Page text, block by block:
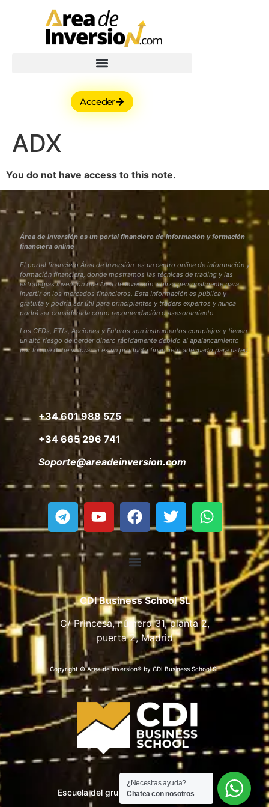
Acceder
ADX
You do not have access to this note.
Área de Inversión es un portal financiero de información y formación
financiera online
El portal financiero Área de Inversión es un centro online de información y
formación financiera, donde mostramos las técnicas de trading y las
estrategias inversión que Área de Inversión utiliza personalmente para
invertir en los mercados financieros. Esta Información es pública y
gratuita y podría ser útil para principiantes y traders expertos y nunca
podrá ser considerada como recomendación o asesoramiento
Los CFDs, ETfs, Acciones y Futuros son instrumentos complejos y tienen
un alto riesgo de perder dinero rápidamente debido al apalancamiento
por lo que debe valorar si es un producto financiero adecuado para usted
+34 601 988 575
+34 665 296 741
Soporte@areadeinversion.com
CDI Business School SL
C/ Princesa, número 31, planta 2,
puerta 2, Madrid
Copyright © Area de inversion® by CDI Business School SL
Escuela del grupo CDI Business School
¿Necesitas ayuda?
Chatea con nosotros